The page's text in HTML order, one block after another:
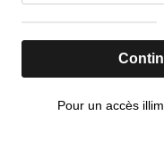
Pour un accès